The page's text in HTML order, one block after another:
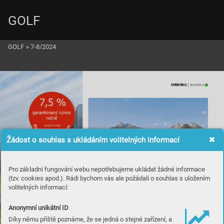
Žádost o souhlas s ukládáním volitelných informací
Pro základní fungování webu nepotřebujeme ukládat žádné informace
(tzv. cookies apod.). Rádi bychom vás ale požádali o souhlas s uložením
volitelných informací:
Anonymní unikátní ID
Díky němu příště poznáme, že se jedná o stejné zařízení, a
DRIVING | Investice
GOLF
GOLF » 7-8/2024